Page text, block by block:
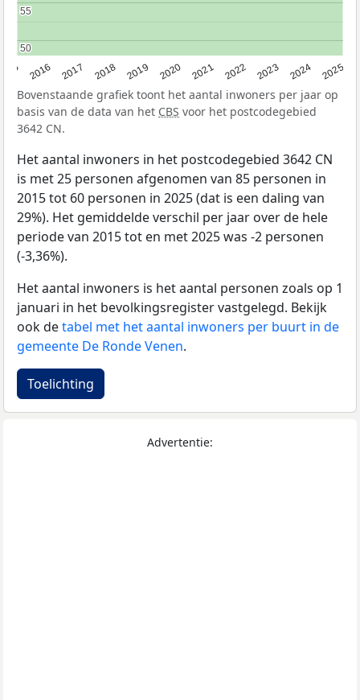
2016 2017 2018 2019 2020 2021 2022 2023 2024 2025
50
50
55
55
Bovenstaande grafiek toont het aantal inwoners per jaar op
basis van de data van het CBS voor het postcodegebied
3642 CN.
Het aantal inwoners in het postcodegebied 3642 CN
is met 25 personen afgenomen van 85 personen in
2015 tot 60 personen in 2025 (dat is een daling van
29%). Het gemiddelde verschil per jaar over de hele
periode van 2015 tot en met 2025 was -2 personen
(-3,36%).
Het aantal inwoners is het aantal personen zoals op 1
januari in het bevolkingsregister vastgelegd. Bekijk
ook detabel met het aantal inwoners per buurt in de
gemeente De Ronde Venen.
Toelichting
Advertentie: